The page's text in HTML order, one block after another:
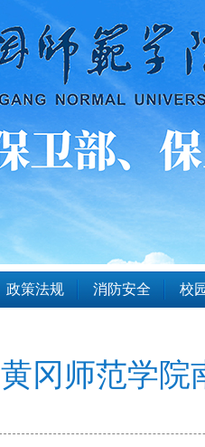
政策法规 消防安全 校
黄冈师范学院